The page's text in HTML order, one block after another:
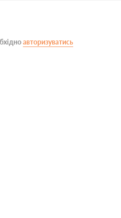
авторизуватись